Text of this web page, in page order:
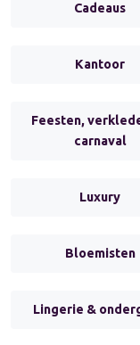
Cadeaus
Kantoor
Feesten,
carnaval
Luxury
Bloemisten
Lingerie &